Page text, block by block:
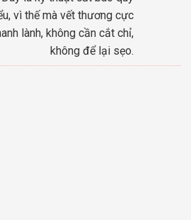
vì thế mà vết thương cực
lành, không cần cắt chỉ,
không để lại sẹo.